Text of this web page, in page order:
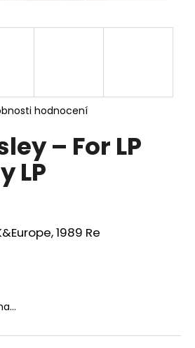
hodnocení
– For LP
LP
1989 Re
HLEDAT